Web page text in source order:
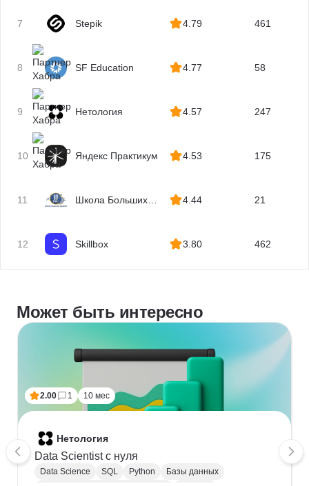
7 Stepik 4.79 461
8 SF Education 4.77 58
9 Нетология 4.57 247
10 Яндекс Практикум 4.53 175
11
Школа Больших
4.44 21
12 Skillbox 3.80 462
Может быть интересно
2.00 1 10 мес
Нетология
Data Scientist с нуля
Data Science SQL Python
Базы данных